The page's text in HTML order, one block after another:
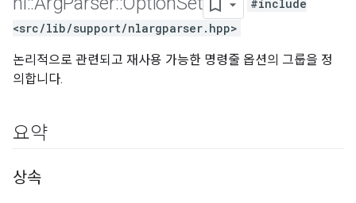
#include
<src/lib/support/nlargparser.hpp>
논리적으로 관련되고 재사용 가능한 명령줄 옵션의 그룹을 정
의합니다.
요약
상속